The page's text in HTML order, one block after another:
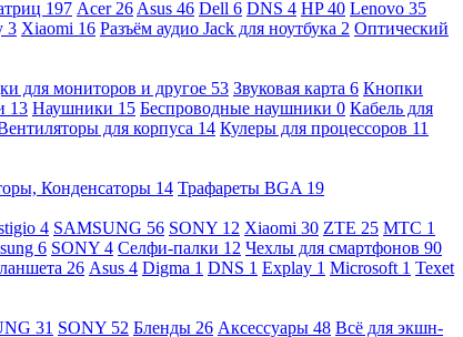
197 Acer 26 Asus 46 Dell 6 DNS 4 HP40 Lenovo 35
3 Xiaomi 16 Разъём аудио Jack для ноутбука 2 Оптический
для мониторов и другое 53 Звуковая карта 6 Кнопки
13 Наушники 15 Беспроводные наушники 0 Кабель для
для корпуса 14 Кулеры для процессоров 11
Конденсаторы 14 Трафареты BGA 19
4 SAMSUNG 56 SONY 12 Xiaomi 30 ZTE 25 МТС 1
6 SONY 4 Селфи-палки 12 Чехлы для смартфонов 90
26 Asus 4 Digma 1 DNS 1 Explay 1 Microsoft 1 Texet
31 SONY 52 Бленды 26 Аксессуары 48 Всё для экшн-